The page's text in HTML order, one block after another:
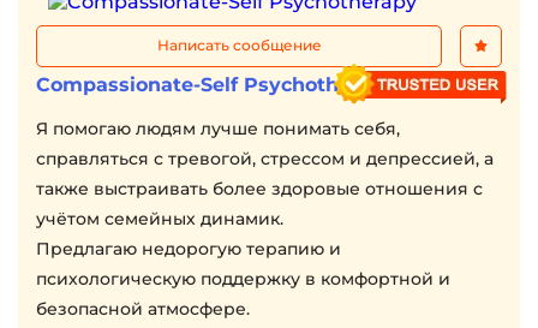
Написать сообщение
Compassionate-Self Psychotherapy
Я помогаю людям лучше понимать себя,
справляться с тревогой, стрессом и депрессией, а
также выстраивать более здоровые отношения с
учётом семейных динамик.
Предлагаю недорогую терапию и
психологическую поддержку в комфортной и
безопасной атмосфере.